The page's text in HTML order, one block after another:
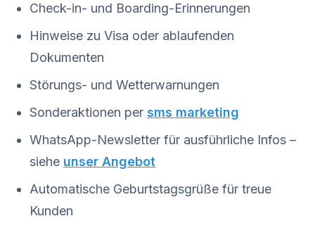
Check-in- und Boarding-Erinnerungen
Hinweise zu Visa oder ablaufenden
Dokumenten
Störungs- und Wetterwarnungen
Sonderaktionen per sms marketing
WhatsApp-Newsletter für ausführliche Infos –
siehe unser Angebot
Automatische Geburtstagsgrüße für treue
Kunden